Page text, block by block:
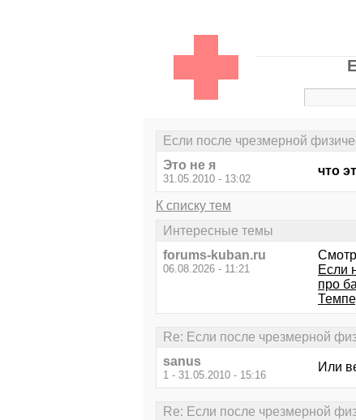
Если после чрезмерной
Это не я
31.05.2010 - 13:02
что
К списку тем
Интересные темы
forums-kuban.ru
06.08.2026 - 11:21
Если
про
Re: Если после чрезмерной
sanus
1 - 31.05.2010 - 15:16
Или
Re: Если после чрезмерной